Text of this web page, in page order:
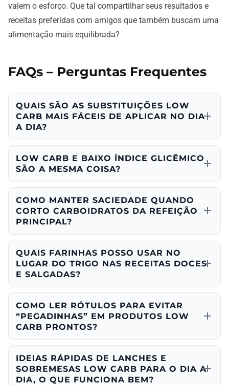
valem o esforço. Que tal compartilhar seus resultados e
receitas preferidas com amigos que também buscam uma
alimentação mais equilibrada?
FAQs – Perguntas Frequentes
QUAIS SÃO AS SUBSTITUIÇÕES LOW
CARB MAIS FÁCEIS DE APLICAR NO DIA
A DIA?
LOW CARB E BAIXO ÍNDICE GLICÊMICO
SÃO A MESMA COISA?
COMO MANTER SACIEDADE QUANDO
CORTO CARBOIDRATOS DA REFEIÇÃO
PRINCIPAL?
QUAIS FARINHAS POSSO USAR NO
LUGAR DO TRIGO NAS RECEITAS DOCES
E SALGADAS?
COMO LER RÓTULOS PARA EVITAR
“PEGADINHAS” EM PRODUTOS LOW
CARB PRONTOS?
IDEIAS RÁPIDAS DE LANCHES E
SOBREMESAS LOW CARB PARA O DIA A
DIA, O QUE FUNCIONA BEM?